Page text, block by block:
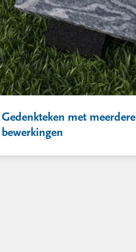
Gedenkteken met meerdere
bewerkingen